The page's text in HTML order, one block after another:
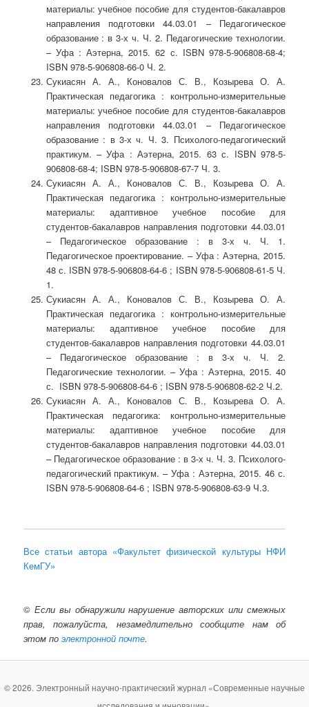
материалы: учебное пособие для студентов-бакалавров
направления подготовки 44.03.01 – Педагогическое
образование : в 3-х ч. Ч. 2. Педагогические технологии.
– Уфа : Аэтерна, 2015. 62 с. ISBN 978-5-906808-68-4;
ISBN 978-5-906808-66-0 Ч. 2.
Сукиасян А. А., Коновалов С. В., Козырева О. А.
Практическая педагогика : контрольно-измерительные
материалы: учебное пособие для студентов-бакалавров
направления подготовки 44.03.01 – Педагогическое
образование : в 3-х ч. Ч. 3. Психолого-педагогический
практикум. – Уфа : Аэтерна, 2015. 63 с. ISBN 978-5-
906808-68-4; ISBN 978-5-906808-67-7 Ч. 3.
Сукиасян А. А., Коновалов С. В., Козырева О. А.
Практическая педагогика : контрольно-измерительные
материалы: адаптивное учебное пособие для
студентов-бакалавров направления подготовки 44.03.01
– Педагогическое образование : в 3-х ч. Ч. 1.
Педагогическое проектирование. – Уфа : Аэтерна, 2015.
48 с. ISBN 978-5-906808-64-6 ; ISBN 978-5-906808-61-5 Ч.
1.
Сукиасян А. А., Коновалов С. В., Козырева О. А.
Практическая педагогика : контрольно-измерительные
материалы: адаптивное учебное пособие для
студентов-бакалавров направления подготовки 44.03.01
– Педагогическое образование : в 3-х ч. Ч. 2.
Педагогические технологии. – Уфа : Аэтерна, 2015. 40
с. ISBN 978-5-906808-64-6 ; ISBN 978-5-906808-62-2 Ч.2.
Сукиасян А. А., Коновалов С. В., Козырева О. А.
Практическая педагогика: контрольно-измерительные
материалы: адаптивное учебное пособие для
студентов-бакалавров направления подготовки 44.03.01
– Педагогическое образование : в 3-х ч. Ч. 3. Психолого-
педагогический практикум. – Уфа : Аэтерна, 2015. 46 с.
ISBN 978-5-906808-64-6 ; ISBN 978-5-906808-63-9 Ч.3.
Все статьи автора «Факультет физической культуры НФИ
КемГУ»
© Если вы обнаружили нарушение авторских или смежных
прав, пожалуйста, незамедлительно сообщите нам об
этом поэлектронной почте.
© 2026. Электронный научно-практический журнал «Современные научные